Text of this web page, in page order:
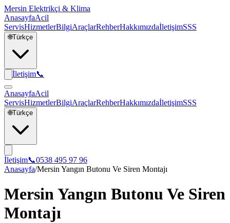
Mersin Elektrikçi & Klima
AnasayfaAcil
ServisHizmetlerBilgiAraçlarRehberHakkımızdaİletişimSSS
🌐Türkçe
İletişim📞
AnasayfaAcil
ServisHizmetlerBilgiAraçlarRehberHakkımızdaİletişimSSS
🌐Türkçe
İletişim📞0538 495 97 96
Anasayfa/Mersin Yangın Butonu Ve Siren Montajı
Mersin Yangın Butonu Ve Siren
Montajı